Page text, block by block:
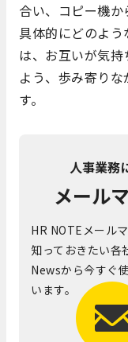
合い、コピー機か
具体的にどのよ
は、お互いが気
よう、歩み寄り
す。
人事業務
メール
HR NOTEメール
知っておきたい各
Newsから今すぐ
います。